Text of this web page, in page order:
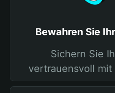
Bewahren Sie
Sichern Sie
vertrauensvoll